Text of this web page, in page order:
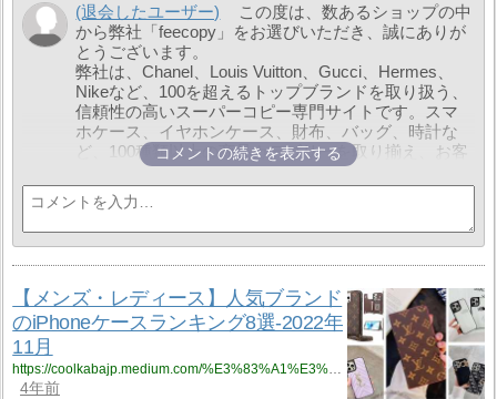
(退会したユーザー)
この度は、数あるショップの中
から弊社「feecopy」をお選びいただき、誠にありが
とうございます。
弊社は、Chanel、Louis Vuitton、Gucci、Hermes、
Nikeなど、100を超えるトップブランドを取り扱う、
信頼性の高いスーパーコピー専門サイトです。スマ
ホケース、イヤホンケース、財布、バッグ、時計な
ど、100種類以上の商品カテゴリーを取り揃え、お客
様の多様なファッションニーズにお応えします。
弊社は5000以上の工場と連携し、ブランド商品から
生活雑貨まで、豊富な選択肢をご提供いたします。
また、LINE ID「feecopy」を追加いただくことで、特
別な割引やサービスをお受け取りいただけます。
LINEでお友達追加いただくことで、最安値で商品を
購入できるだけでなく、複数のブランド商品の無料
ギフトも手に入れるチャンスがあります。
ご注文から梱包、発送、物流追跡まで、LINEを通じ
て全てのプロセスを透明に確認いただけます。お客
様に寄り添ったサービスを提供し、シームレスなシ
コメントの続きを表示する
【メンズ・レディース】人気ブランド
のiPhoneケースランキング8選-2022年
11月
https://coolkabajp.medium.com/%E3%83%A1%E3%83%B3%E3%82%BA-%E3%83%AC%E3%83%87%E3%82%A3%E3%83%BC%E3%82%B9-%E4%BA%BA%E6%B0%97%E3%83%96%E3%83%A9%E3%83%B3%E3%83%89%E3%81%AEiphone%E3%82%B1%E3%83%BC%E3%82%B9%E3%83%A9%E3%83%B3%E3%82%AD%E3%83%B3%E3%82%B08%E9%81%B8-2022%E5%B9%B411%E6%9C%88-432475f115c7?source=rss-eb05de2c066a------2
4年前